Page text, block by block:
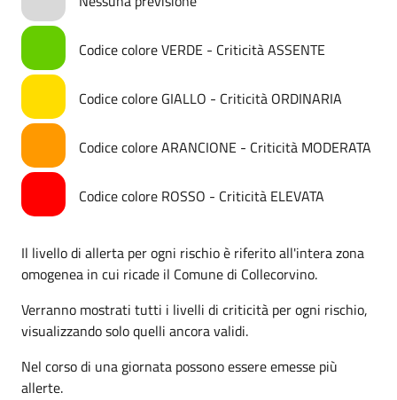
Codice colore VERDE - Criticità ASSENTE
Codice colore GIALLO - Criticità ORDINARIA
Codice colore ARANCIONE - Criticità MODERATA
Codice colore ROSSO - Criticità ELEVATA
Il livello di allerta per ogni rischio è riferito all'intera zona
omogenea in cui ricade il Comune di Collecorvino.
Verranno mostrati tutti i livelli di criticità per ogni rischio,
visualizzando solo quelli ancora validi.
Nel corso di una giornata possono essere emesse più
allerte.